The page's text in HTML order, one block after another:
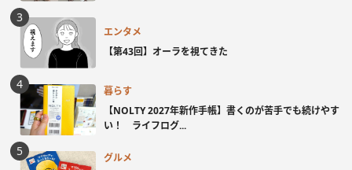
エンタメ
【第43回】オーラを視てきた
暮らす
【NOLTY 2027年新作手帳】書くのが苦手でも続けやす
い！ ライフログ...
グルメ